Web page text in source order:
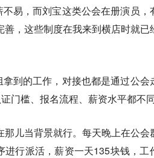
易，而刘宝这类公会在册演员，
，这些制度在我来到横店时就已
到的工作，对接也都是通过公会
门槛、报名流程、薪资水平都不同
那儿当背景就行。每天晚上在公会
行派活，薪资一天135块钱，工